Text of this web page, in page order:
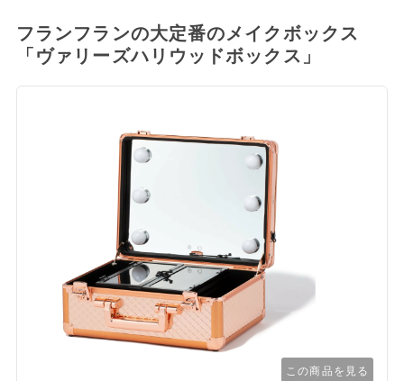
フランフランの大定番のメイクボックス
「ヴァリーズハリウッドボックス」
この商品を見る